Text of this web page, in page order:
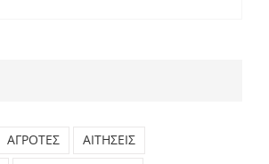
ΑΓΡΟΤΕΣ
ΑΙΤΗΣΕΙΣ